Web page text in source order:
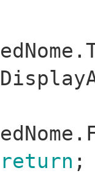
return ;